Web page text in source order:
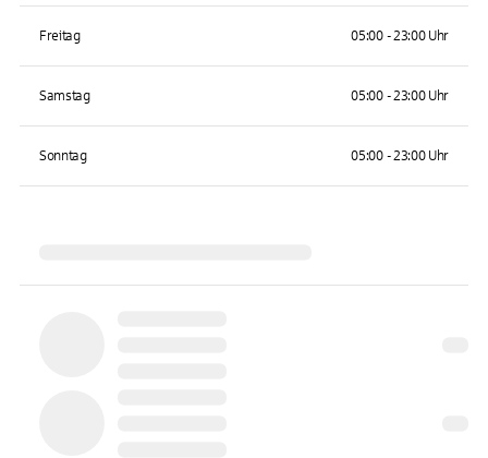
Freitag 05:00 - 23:00 Uhr
Samstag 05:00 - 23:00 Uhr
Sonntag 05:00 - 23:00 Uhr